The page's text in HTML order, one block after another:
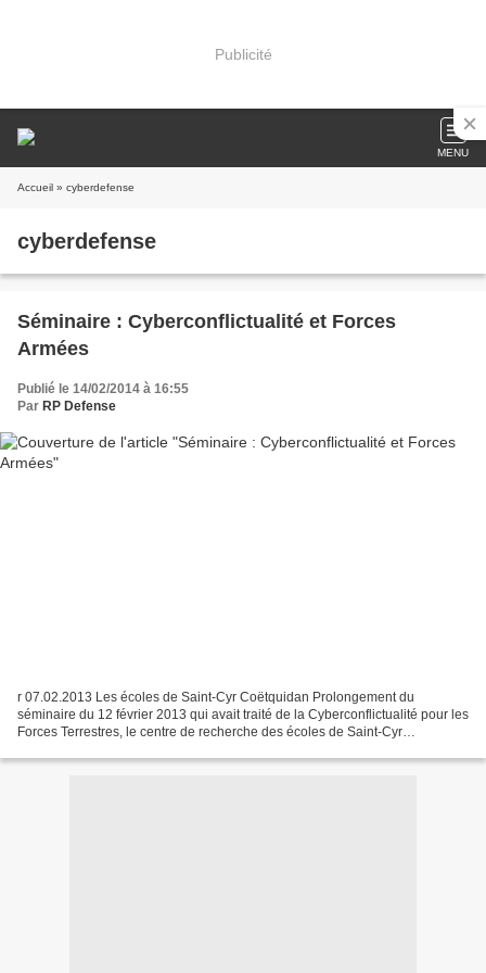
Publicité
MENU
Accueil » cyberdefense
cyberdefense
Séminaire : Cyberconflictualité et Forces
Armées
Publié le 14/02/2014 à 16:55
Par RP Defense
r 07.02.2013 Les écoles de Saint-Cyr Coëtquidan Prolongement du
séminaire du 12 février 2013 qui avait traité de la Cyberconflictualité pour les
Forces Terrestres, le centre de recherche des écoles de Saint-Cyr